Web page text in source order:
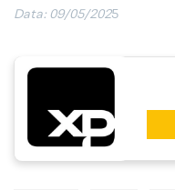
Data: 09/05/2025